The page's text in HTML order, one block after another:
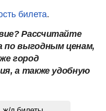
билета.
Рассчитайте
по выгодным ценам,
город
а также удобную